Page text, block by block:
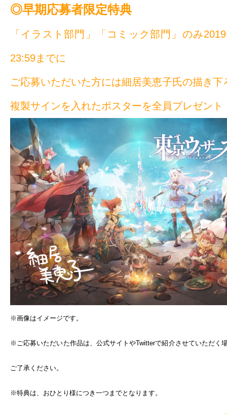
◎早期応募者限定特典
「イラスト部門」「コミック部門」のみ
23:59までに
ご応募いただいた方には細居美恵子氏の描き下
複製サインを入れたポスターを全員プレゼント
※画像はイメージです。
※ご応募いただいた作品は、公式サイトやTwitterで紹介させていただく
ご了承ください。
※特典は、おひとり様につき一つまでとなります。